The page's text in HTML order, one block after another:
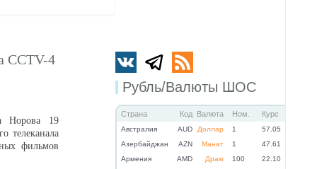
Рубль/Валюты ШОС
Страна Код Валюта Ном. Курс
Австралия AUD Доллар 1
57.05
Азербайджан
AZN Манат 1
47.61
Армения
AMD Драм 100
22.10
CCTV-4
Норова 19
телеканала
фильмов